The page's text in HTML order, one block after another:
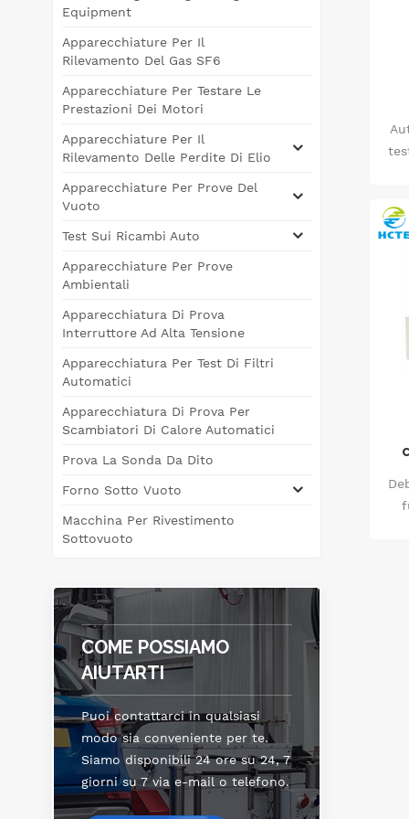
Equipment
Apparecchiature Per Il
Rilevamento Del Gas SF6
Apparecchiature Per Testare Le
Prestazioni Dei Motori
Apparecchiature Per Il
Rilevamento Delle Perdite Di Elio
Apparecchiature Per Prove Del
Vuoto
Test Sui Ricambi Auto
Apparecchiature Per Prove
Ambientali
Apparecchiatura Di Prova
Interruttore Ad Alta Tensione
Apparecchiatura Per Test Di Filtri
Automatici
Apparecchiatura Di Prova Per
Scambiatori Di Calore Automatici
Prova La Sonda Da Dito
Forno Sotto Vuoto
Macchina Per Rivestimento
Sottovuoto
COME POSSIAMO
AIUTARTI
Puoi contattarci in qualsiasi
modo sia conveniente per te.
Siamo disponibili 24 ore su 24, 7
giorni su 7 via e-mail o telefono.